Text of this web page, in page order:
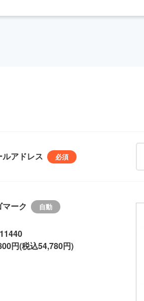
ルアドレス
マーク
円(税込54,780円)